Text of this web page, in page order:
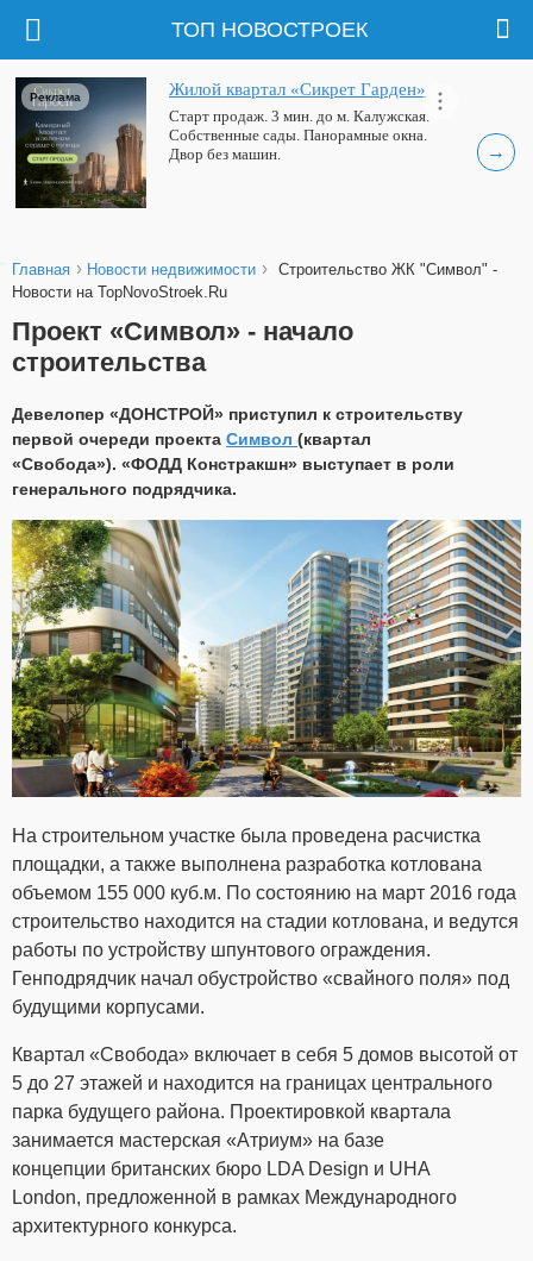
ТОП НОВОСТРОЕК
→
Жилой квартал «Сикрет Гарден»
Старт продаж. 3 мин. до м. Калужская.
Собственные сады. Панорамные окна.
Двор без машин.
Реклама
Главная › Новости недвижимости › Строительство ЖК "Символ" -
Новости на TopNovoStroek.Ru
Проект «Символ» - начало
строительства
Девелопер «ДОНСТРОЙ» приступил к строительству
первой очереди проекта Символ (квартал
«Свобода»). «ФОДД Констракшн» выступает в роли
генерального подрядчика.
На строительном участке была проведена расчистка
площадки, а также выполнена разработка котлована
объемом 155 000 куб.м. По состоянию на март 2016 года
строительство находится на стадии котлована, и ведутся
работы по устройству шпунтового ограждения.
Генподрядчик начал обустройство «свайного поля» под
будущими корпусами.
Квартал «Свобода» включает в себя 5 домов высотой от
5 до 27 этажей и находится на границах центрального
парка будущего района. Проектировкой квартала
занимается мастерская «Атриум» на базе
концепции британских бюро LDA Design и UHA
London, предложенной в рамках Международного
архитектурного конкурса.